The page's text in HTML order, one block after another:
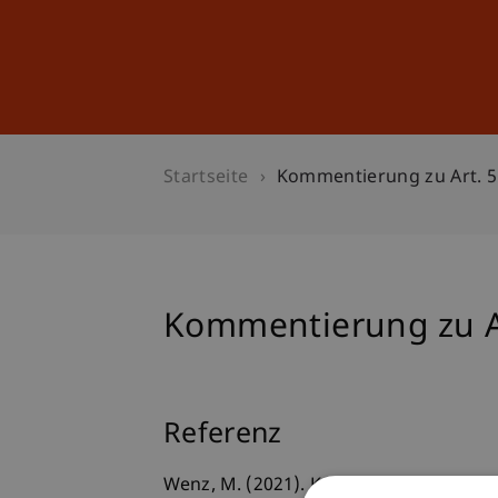
Startseite Kommentierung zu Art. 5
Kommentierung zu
Referenz
Wenz, M. (2021). Kommentierung zu